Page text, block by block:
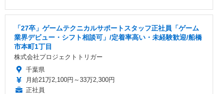
「27卒」ゲームテクニカルサポートスタッフ正社員「ゲーム
業界デビュー・シフト相談可」/定着率高い・未経験歓迎/船橋
市本町1丁目
株式会社プロジェクトトリガー
千葉県
月給21万2,100円～33万2,300円
正社員